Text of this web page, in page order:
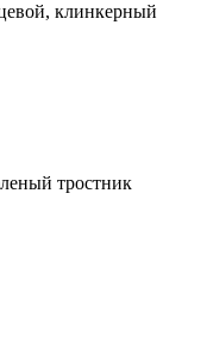
клинкерный
тростник